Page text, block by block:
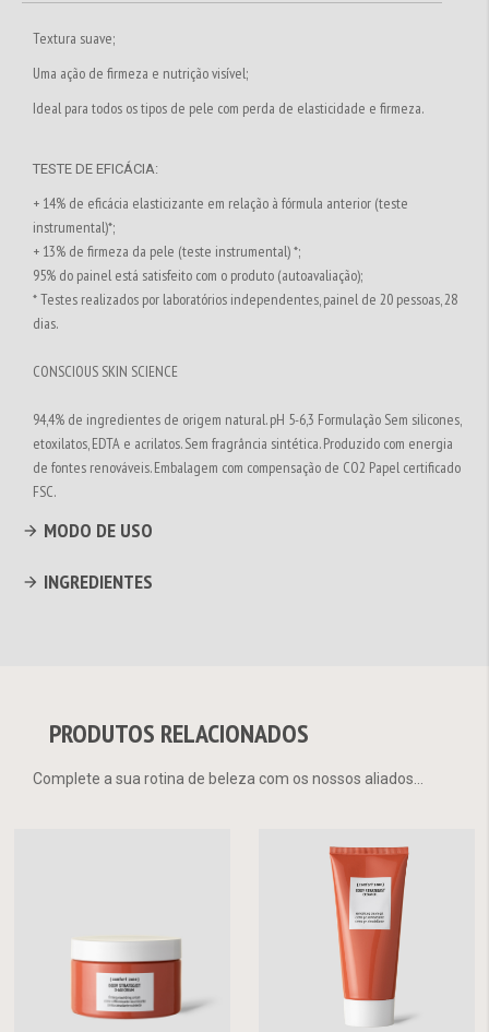
Textura suave;
Uma ação de firmeza e nutrição visível;
Ideal para todos os tipos de pele com perda de elasticidade e firmeza.
TESTE DE EFICÁCIA:
+ 14% de eficácia elasticizante em relação à fórmula anterior (teste
instrumental)*;
+ 13% de firmeza da pele (teste instrumental) *;
95% do painel está satisfeito com o produto (autoavaliação);
* Testes realizados por laboratórios independentes, painel de 20 pessoas, 28
dias.
CONSCIOUS SKIN SCIENCE
94,4% de ingredientes de origem natural. pH 5-6,3 Formulação Sem silicones,
etoxilatos, EDTA e acrilatos. Sem fragrância sintética. Produzido com energia
de fontes renováveis. Embalagem com compensação de CO2 Papel certificado
FSC.
MODO DE USO
INGREDIENTES
PRODUTOS RELACIONADOS
Complete a sua rotina de beleza com os nossos aliados...